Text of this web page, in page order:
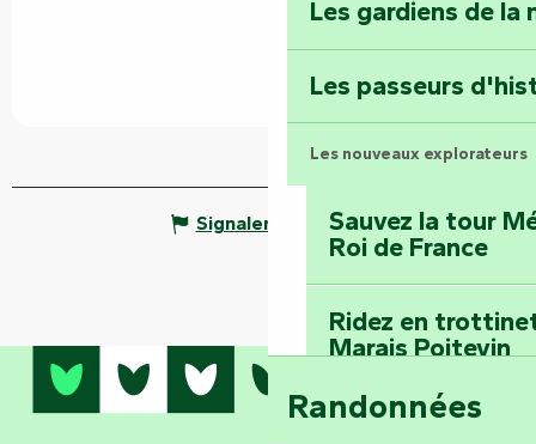
Terre d’étoiles :
Les gardiens de la
Les passeurs
Les nouveaux explorateurs
Sauvez la tour
Roi de France
Ridez en
Marais Poitevin
Embarquez pour
Randonnées
Signaler une erreur